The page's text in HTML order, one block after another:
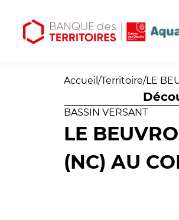
Accueil /Territoire/LE
BASSIN VERSANT
LE
(NC) AU